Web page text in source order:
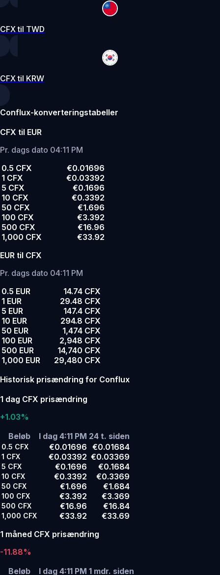
CFX til TWD
CFX til KRW
Conflux-konverteringstabeller
CFX til EUR
Pr. dags dato 04:11 PM
0.5 CFX
€0.01696
1 CFX
€0.03392
5 CFX
€0.1696
10 CFX
€0.3392
50 CFX
€1.696
100 CFX
€3.392
500 CFX
€16.96
1,000 CFX
€33.92
EUR til CFX
Pr. dags dato 04:11 PM
0.5 EUR
14.74 CFX
1 EUR
29.48 CFX
5 EUR
147.4 CFX
10 EUR
294.8 CFX
50 EUR
1,474 CFX
100 EUR
2,948 CFX
500 EUR
14,740 CFX
1,000 EUR
29,480 CFX
Historisk prisændring for Conflux
1 dag CFX prisændring
+1.03%
Beløb
I dag 4:11 PM 24 t. siden
0.5 CFX €0.01696 €0.01684
1 CFX €0.03392 €0.03369
5 CFX €0.1696 €0.1684
10 CFX €0.3392 €0.3369
50 CFX €1.696 €1.684
100 CFX €3.392 €3.369
500 CFX €16.96 €16.84
1,000 CFX €33.92
€33.69
1 måned CFX prisændring
-11.88%
Beløb
I dag 4:11 PM 1 mdr. siden